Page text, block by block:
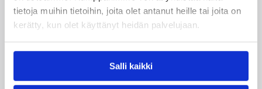
tietoja muihin tietoihin, joita olet antanut heille tai joita on
kerätty, kun olet käyttänyt heidän palvelujaan.
Salli kaikki
Cedric Latimer
Damon Williams
Devonne Giles
Emmanuel Holloway
Greg Logins
Jason Conley
Jukka Matinen